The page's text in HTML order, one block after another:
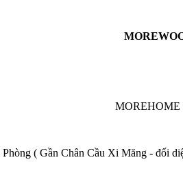
( Gần Chân Cầu Xi Măng - đối